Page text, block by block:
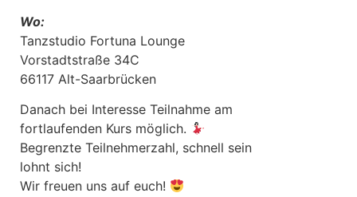
Wo:
Tanzstudio Fortuna Lounge
Vorstadtstraße 34C
66117 Alt-Saarbrücken
Danach bei Interesse Teilnahme am
fortlaufenden Kurs möglich.
Begrenzte Teilnehmerzahl, schnell sein
lohnt sich!
Wir freuen uns auf euch!